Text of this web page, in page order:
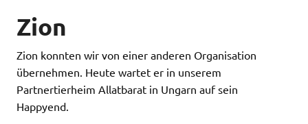
Zion
Zion konnten wir von einer anderen Organisation
übernehmen. Heute wartet er in unserem
Partnertierheim Allatbarat in Ungarn auf sein
Happyend.